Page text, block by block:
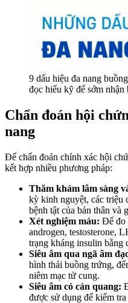
9 dấu hiệu đa nang
đọc hiểu kỹ để sớm nhận
Chẩn đoán hội
nang
Để chẩn đoán chính xác hội
kết hợp nhiều phương pháp:
Thăm khám lâm sàng
kỳ kinh nguyệt, các triệu
bệnh tật của bản thân và
Xét nghiệm máu: Để đo
androgen, testosterone,
trạng kháng insulin bằng
Siêu âm qua ngã âm
hình thái buồng trứng,
niêm mạc tử cung.
Siêu âm có cản quang:
được sử dụng để kiểm